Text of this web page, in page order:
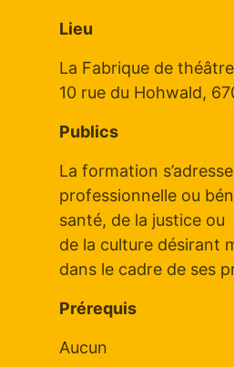
Lieu
La Fabrique de théâtre
10 rue du Hohwald,
Publics
La formation
professionnelle ou
santé, de la justice ou
de la culture désirant
dans le cadre de ses
Prérequis
Aucun